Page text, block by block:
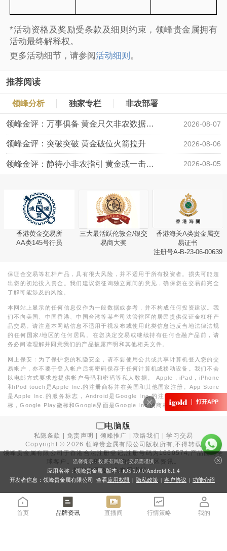
*活动资格及奖励受条款及细则约束，领峰贵金属拥有
活动最终解释权。
更多活动细节，请参阅活动细则 。
推荐阅读
领峰分析 独家专栏 非农部署
领峰金评：万事俱备 黄金只欠非农数据“东风” 2026-08-07
领峰金评：突破突破 黄金破位火箭拉升 2026-08-06
领峰金评：静待小非农指引 黄金或一击破局 2026-08-05
香港黄金交易所
AA类145号行员
三大最活跃伦敦金/银交
易商大奖
香港海关A类贵金属交
易证书
注册号A-B-23-06-00639
保证金交易等杠杆产品，具有很大风险，并不适用于所有投资者。损失可能超
出您的初始投入资金。我们建议您征询独立顾问的意见，确保您在交易前完全
了解可能涉及的风险。
本网站上显示的任何信息仅作为一般数据或参考，并不构成任何投资建议。我
们不向美国、中国香港、中国台湾等某些司法管辖区的居民提供保证金杠杆产
品交易。请注意本网站信息不适用于视发布或使用此类信息违反当地法律法规
的任何国家/地区的任何居民。在您决定交易或继续持有任何金融产品前，请
务必阅读理解并同意我们的产品披露声明和其他相关文件。
网上保安：为了保护您的私隐安全，请不要使用公共或共享计算机登入您的交
易帐户，亦不要于登入帐户后将密码保存于任何计算机或移动设备。我们不会
以电邮方式要求您提供帐户号码和密码等私人数据。 Apple，iPad，iPhone
和iPod touch是Apple Inc.的注册商标并在美国和其他国家注册。App Store
是Apple Inc.的服务标志，Android是Google Inc.的注册商标。Google徽
标，Google Play徽标和Google界面是Google Inc.的商标或注册商标。
电脑版
私隐条款 |免责声明 | 领峰推广 |联络我们 |学习交易
Copyright © 2026 领峰贵金属有限公司版权所有,不得转载
领峰贵金属有限公司于香港合法注册登记,注册号码为1660574,产品面向全
球客户。本站内所有内容均为香港地区资讯。
投资有风险，入市需谨慎。
首页 品牌资讯 直播间 行情策略 我的
打开APP
温馨提示：投资有风险，交易需谨慎
应用名称：领峰贵金属 版本：iOS 1.0.0/Android 6.1.4
开发者信息：领峰贵金属有限公司 查看应用权限 | 隐私政策 | 客户协议 | 功能介绍